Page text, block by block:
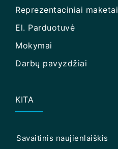
Reprezentaciniai maketai
El. Parduotuvė
Mokymai
Darbų pavyzdžiai
KITA
Savaitinis naujienlaiškis